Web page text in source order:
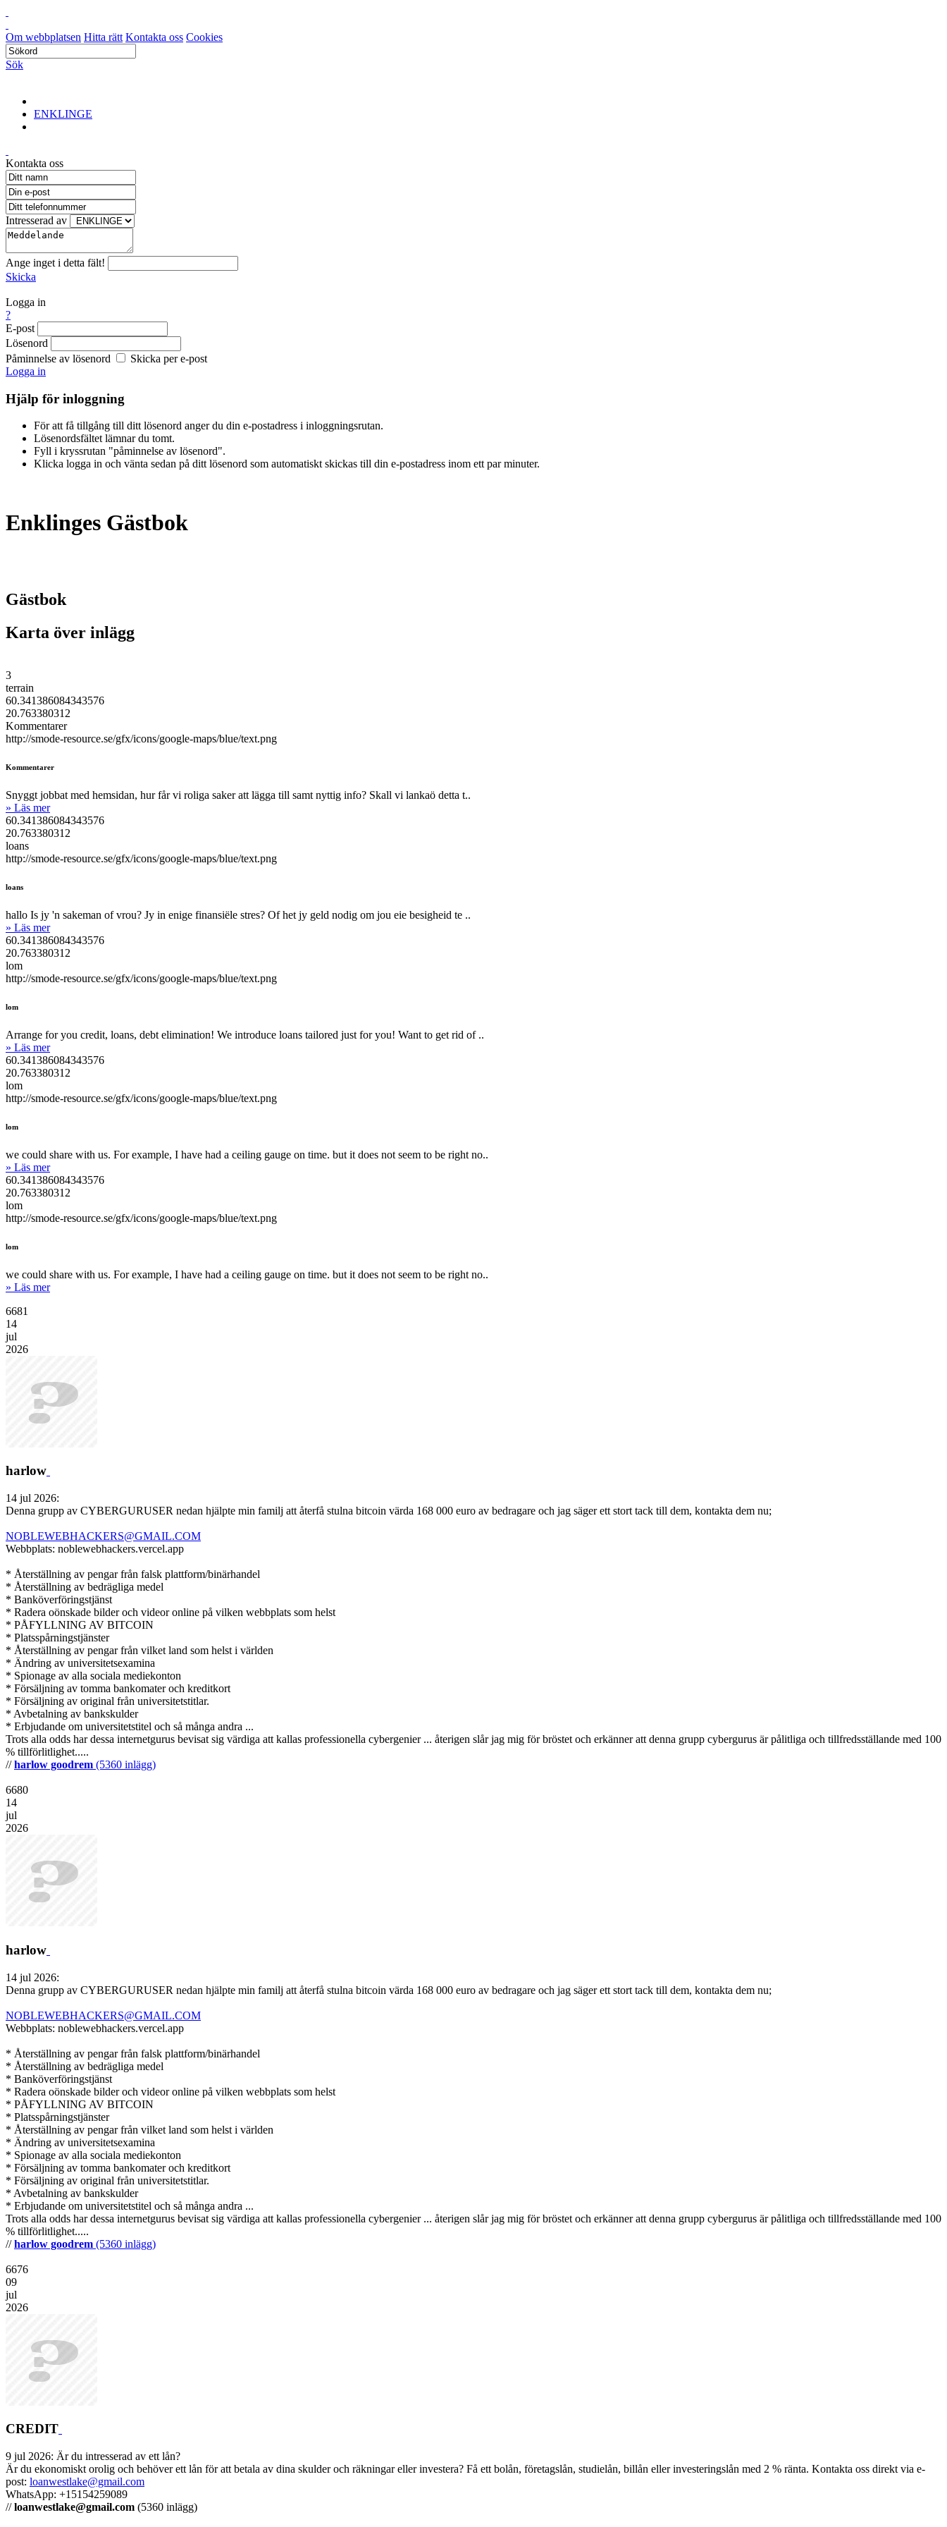
Om webbplatsen Hitta rätt Kontakta oss Cookies
Sök
ENKLINGE
Kontakta oss
Intresserad av
Ange inget i detta fält!
Skicka
Logga in
?
E-post
Lösenord
Påminnelse av lösenord
Skicka per e-post
Logga in
Hjälp för inloggning
För att få tillgång till ditt lösenord anger du din e-postadress i inloggningsrutan.
Lösenordsfältet lämnar du tomt.
Fyll i kryssrutan "påminnelse av lösenord".
Klicka logga in och vänta sedan på ditt lösenord som automatiskt skickas till din e-postadress inom ett par minuter.
Enklinges Gästbok
Gästbok
Karta över inlägg
3
terrain
60.341386084343576
20.763380312
Kommentarer
http://smode-resource.se/gfx/icons/google-maps/blue/text.png
Kommentarer
Snyggt jobbat med hemsidan, hur får vi roliga saker att lägga till samt nyttig info? Skall vi lankaö detta t..
» Läs mer
60.341386084343576
20.763380312
loans
http://smode-resource.se/gfx/icons/google-maps/blue/text.png
loans
hallo Is jy 'n sakeman of vrou? Jy in enige finansiële stres? Of het jy geld nodig om jou eie besigheid te ..
» Läs mer
60.341386084343576
20.763380312
lom
http://smode-resource.se/gfx/icons/google-maps/blue/text.png
lom
Arrange for you credit, loans, debt elimination! We introduce loans tailored just for you! Want to get rid of ..
» Läs mer
60.341386084343576
20.763380312
lom
http://smode-resource.se/gfx/icons/google-maps/blue/text.png
lom
we could share with us. For example, I have had a ceiling gauge on time. but it does not seem to be right no..
» Läs mer
60.341386084343576
20.763380312
lom
http://smode-resource.se/gfx/icons/google-maps/blue/text.png
lom
we could share with us. For example, I have had a ceiling gauge on time. but it does not seem to be right no..
» Läs mer
6681
14
jul
2026
harlow
14 jul 2026:
Denna grupp av CYBERGURUSER nedan hjälpte min familj att återfå stulna bitcoin värda 168 000 euro av bedragare och jag säger ett stort tack till dem, kontakta dem nu;
NOBLEWEBHACKERS@GMAIL.COM
Webbplats: noblewebhackers.vercel.app
* Återställning av pengar från falsk plattform/binärhandel
* Återställning av bedrägliga medel
* Banköverföringstjänst
* Radera oönskade bilder och videor online på vilken webbplats som helst
* PÅFYLLNING AV BITCOIN
* Platsspårningstjänster
* Återställning av pengar från vilket land som helst i världen
* Ändring av universitetsexamina
* Spionage av alla sociala mediekonton
* Försäljning av tomma bankomater och kreditkort
* Försäljning av original från universitetstitlar.
* Avbetalning av bankskulder
* Erbjudande om universitetstitel och så många andra ...
Trots alla odds har dessa internetgurus bevisat sig värdiga att kallas professionella cybergenier ... återigen slår jag mig för bröstet och erkänner att denna grupp cybergurus är pålitliga och tillfredsställande med 100
% tillförlitlighet.....
//harlow goodrem (5360 inlägg)
6680
14
jul
2026
harlow
14 jul 2026:
Denna grupp av CYBERGURUSER nedan hjälpte min familj att återfå stulna bitcoin värda 168 000 euro av bedragare och jag säger ett stort tack till dem, kontakta dem nu;
NOBLEWEBHACKERS@GMAIL.COM
Webbplats: noblewebhackers.vercel.app
* Återställning av pengar från falsk plattform/binärhandel
* Återställning av bedrägliga medel
* Banköverföringstjänst
* Radera oönskade bilder och videor online på vilken webbplats som helst
* PÅFYLLNING AV BITCOIN
* Platsspårningstjänster
* Återställning av pengar från vilket land som helst i världen
* Ändring av universitetsexamina
* Spionage av alla sociala mediekonton
* Försäljning av tomma bankomater och kreditkort
* Försäljning av original från universitetstitlar.
* Avbetalning av bankskulder
* Erbjudande om universitetstitel och så många andra ...
Trots alla odds har dessa internetgurus bevisat sig värdiga att kallas professionella cybergenier ... återigen slår jag mig för bröstet och erkänner att denna grupp cybergurus är pålitliga och tillfredsställande med 100
% tillförlitlighet.....
//harlow goodrem (5360 inlägg)
6676
09
jul
2026
CREDIT
9 jul 2026: Är du intresserad av ett lån?
Är du ekonomiskt orolig och behöver ett lån för att betala av dina skulder och räkningar eller investera? Få ett bolån, företagslån, studielån, billån eller investeringslån med 2 % ränta. Kontakta oss direkt via e-
post: loanwestlake@gmail.com
WhatsApp: +15154259089
//loanwestlake@gmail.com (5360 inlägg)